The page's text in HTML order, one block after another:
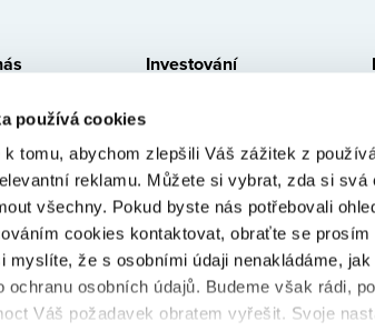
používá cookies
tomu, abychom zlepšili Váš zážitek z
reklamu. Můžete si vybrat, zda si
všechny. Pokud byste nás potřebovali
cookies kontaktovat, obraťte se
myslíte, že s osobními údaji nenakládáme,
ochranu osobních údajů. Budeme však rádi,
Váš požadavek obratem vyřešit. Svoje
jsme
Investování
Zajištění a likvidita
Poskytovatelé úvěrů
Poskytovatelé v prodlení